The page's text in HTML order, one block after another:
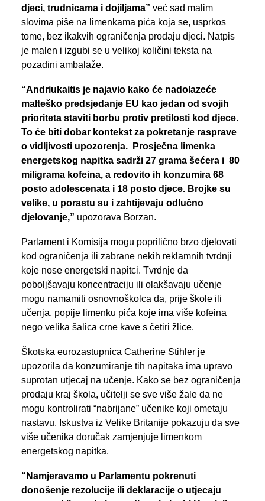
djeci, trudnicama i dojiljama” već sad malim
slovima piše na limenkama pića koja se, usprkos
tome, bez ikakvih ograničenja prodaju djeci. Natpis
je malen i izgubi se u velikoj količini teksta na
pozadini ambalaže.
“Andriukaitis je najavio kako će nadolazeće
malteško predsjedanje EU kao jedan od svojih
prioriteta staviti borbu protiv pretilosti kod djece.
To će biti dobar kontekst za pokretanje rasprave
o vidljivosti upozorenja.
Prosječna limenka
energetskog napitka sadrži 27 grama šećera i 80
miligrama kofeina, a redovito ih konzumira 68
posto adolescenata i 18 posto djece. Brojke su
velike, u porastu su i zahtijevaju odlučno
djelovanje,” upozorava Borzan.
Parlament i Komisija mogu poprilično brzo djelovati
kod ograničenja ili zabrane nekih reklamnih tvrdnji
koje nose energetski napitci. Tvrdnje da
poboljšavaju koncentraciju ili olakšavaju učenje
mogu namamiti osnovnoškolca da, prije škole ili
učenja, popije limenku pića koje ima više kofeina
nego velika šalica crne kave s četiri žlice.
Škotska eurozastupnica Catherine Stihler je
upozorila da konzumiranje tih napitaka ima upravo
suprotan utjecaj na učenje. Kako se bez ograničenja
prodaju kraj škola, učitelji se sve više žale da ne
mogu kontrolirati “nabrijane” učenike koji ometaju
nastavu. Iskustva iz Velike Britanije pokazuju da sve
više učenika doručak zamjenjuje limenkom
energetskog napitka.
“Namjeravamo u Parlamentu pokrenuti
donošenje rezolucije ili deklaracije o utjecaju